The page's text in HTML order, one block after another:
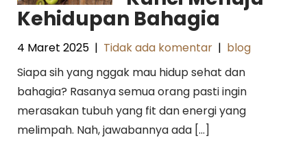
Kehidupan Bahagia
4 Maret 2025 | Tidak ada komentar | blog
Siapa sih yang nggak mau hidup sehat dan
bahagia? Rasanya semua orang pasti ingin
merasakan tubuh yang fit dan energi yang
melimpah. Nah, jawabannya ada […]